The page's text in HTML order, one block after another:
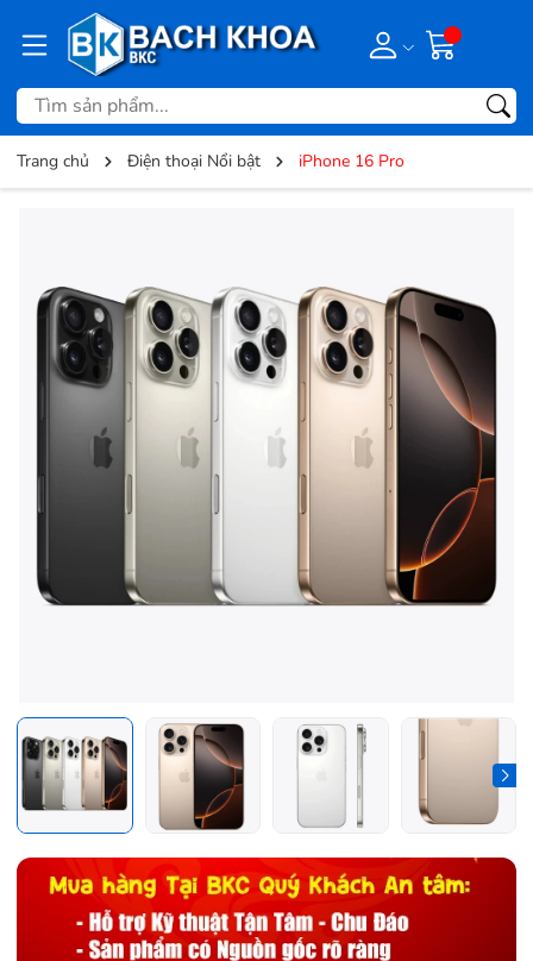
Trang chủ Điện thoại Nổi bật iPhone 16 Pro